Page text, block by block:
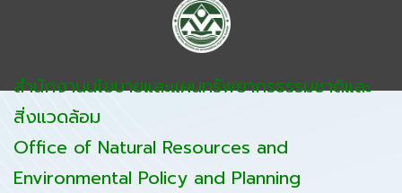
สำนักงานนโยบายและแผนทรัพยากรธรรมชาติและ
สิ่งแวดล้อม
Office of Natural Resources and
Environmental Policy and Planning